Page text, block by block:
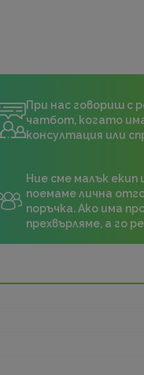
При нас говориш с
чатбот, когато
консултация или
Ние сме малък
поемаме лична
поръчка. Ако има
прехвърляме, а го